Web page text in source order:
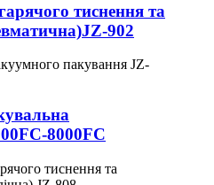
тиснення та
JZ-902
8000FC